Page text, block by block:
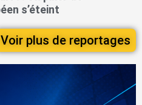
s’éteint
Voir plus de reportages